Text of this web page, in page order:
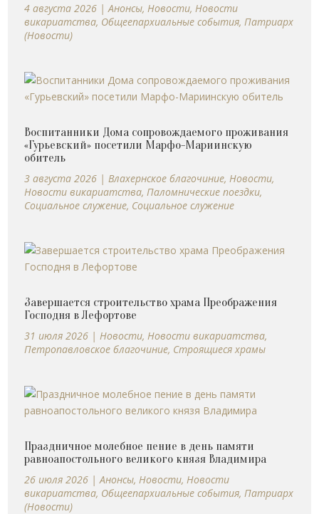
4 августа 2026 |Анонсы, Новости, Новости
викариатства, Общеепархиальные события, Патриарх
(Новости)
Воспитанники Дома сопровождаемого проживания
«Гурьевский» посетили Марфо-Мариинскую
обитель
3 августа 2026 | Влахернское благочиние, Новости,
Новости викариатства, Паломнические поездки,
Социальное служение, Социальное служение
Завершается строительство храма Преображения
Господня в Лефортове
31 июля 2026 | Новости, Новости викариатства,
Петропавловское благочиние, Строящиеся храмы
Праздничное молебное пение в день памяти
равноапостольного великого князя Владимира
26 июля 2026 |Анонсы, Новости, Новости
викариатства, Общеепархиальные события, Патриарх
(Новости)